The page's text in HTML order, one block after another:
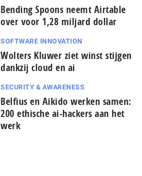
Bending Spoons neemt Airtable
over voor 1,28 miljard dollar
SOFTWARE INNOVATION
Wolters Kluwer ziet winst stijgen
dankzij cloud en ai
SECURITY & AWARENESS
Belfius en Aikido werken samen:
200 ethische ai-hackers aan het
werk